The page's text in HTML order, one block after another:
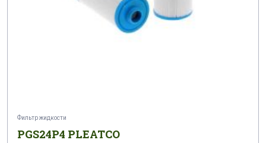
Фильтр жидкости
PGS24P4 PLEATCO